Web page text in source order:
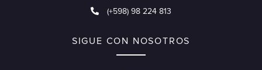
(+598) 98 224 813
SIGUE CON NOSOTROS